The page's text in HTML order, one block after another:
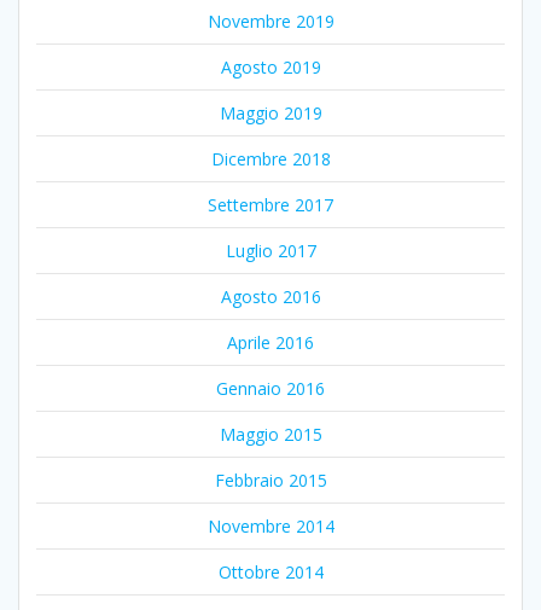
Novembre 2019
Agosto 2019
Maggio 2019
Dicembre 2018
Settembre 2017
Luglio 2017
Agosto 2016
Aprile 2016
Gennaio 2016
Maggio 2015
Febbraio 2015
Novembre 2014
Ottobre 2014